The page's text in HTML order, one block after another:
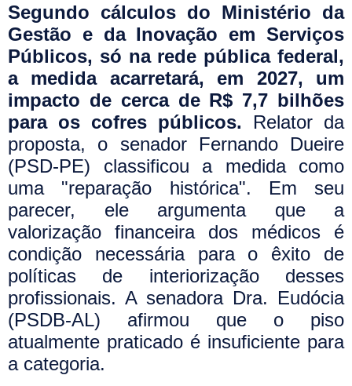
Segundo cálculos do Ministério da
Gestão e da Inovação em Serviços
Públicos, só na rede pública federal,
a medida acarretará, em 2027, um
impacto de cerca de R$ 7,7 bilhões
para os cofres públicos. Relator da
proposta, o senador Fernando Dueire
(PSD-PE) classificou a medida como
uma "reparação histórica". Em seu
parecer, ele argumenta que a
valorização financeira dos médicos é
condição necessária para o êxito de
políticas de interiorização desses
profissionais. A senadora Dra. Eudócia
(PSDB-AL) afirmou que o piso
atualmente praticado é insuficiente para
a categoria.